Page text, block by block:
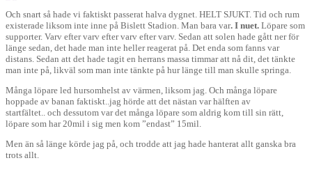
Och snart så hade vi faktiskt passerat halva dygnet. HELT SJUKT. Tid och rum
existerade liksom inte inne på Bislett Stadion. Man bara var. I nuet. Löpare som
supporter. Varv efter varv efter varv efter varv. Sedan att solen hade gått ner för
länge sedan, det hade man inte heller reagerat på. Det enda som fanns var
distans. Sedan att det hade tagit en herrans massa timmar att nå dit, det tänkte
man inte på, likväl som man inte tänkte på hur länge till man skulle springa.
Många löpare led hursomhelst av värmen, liksom jag. Och många löpare
hoppade av banan faktiskt..jag hörde att det nästan var hälften av
startfältet.. och dessutom var det många löpare som aldrig kom till sin rätt,
löpare som har 20mil i sig men kom ”endast” 15mil.
Men än så länge körde jag på, och trodde att jag hade hanterat allt ganska bra
trots allt.